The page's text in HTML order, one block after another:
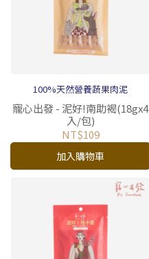
100%天然營養蔬果肉泥
寵心出發 - 泥好!南助褐(18gx4
入/包)
NT$109
加入購物車